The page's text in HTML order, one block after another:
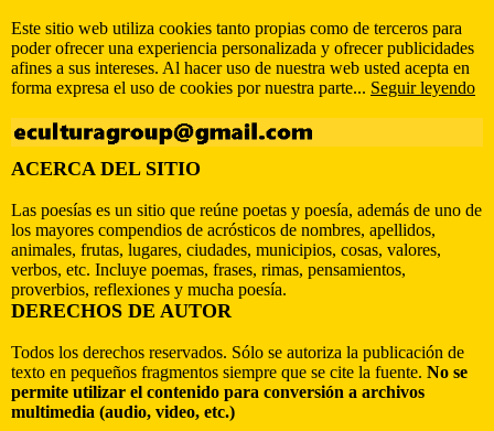
Este sitio web utiliza cookies tanto propias como de terceros para
poder ofrecer una experiencia personalizada y ofrecer publicidades
afines a sus intereses. Al hacer uso de nuestra web usted acepta en
forma expresa el uso de cookies por nuestra parte... Seguir leyendo
ACERCA DEL SITIO
Las poesías es un sitio que reúne poetas y poesía, además de uno de
los mayores compendios de acrósticos de nombres, apellidos,
animales, frutas, lugares, ciudades, municipios, cosas, valores,
verbos, etc. Incluye poemas, frases, rimas, pensamientos,
proverbios, reflexiones y mucha poesía.
DERECHOS DE AUTOR
Todos los derechos reservados. Sólo se autoriza la publicación de
texto en pequeños fragmentos siempre que se cite la fuente. No se
permite utilizar el contenido para conversión a archivos
multimedia (audio, video, etc.)